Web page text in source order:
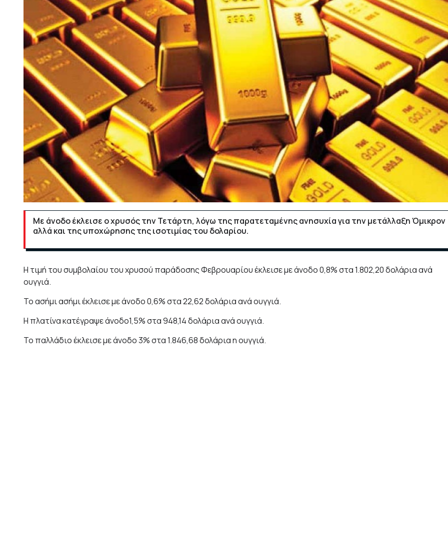
Με άνοδο έκλεισε ο χρυσός την Τετάρτη, λόγω της παρατεταμένης ανησυχία για την μετάλλαξη Όμικρον
αλλά και της υποχώρησης της ισοτιμίας του δολαρίου.
Η τιμή του συμβολαίου του χρυσού παράδοσης Φεβρουαρίου έκλεισε με άνοδο 0,8% στα 1.802,20 δολάρια ανά
ουγγιά.
Το ασήμι ασήμι έκλεισε με άνοδο 0,6% στα 22,62 δολάρια ανά ουγγιά.
Η πλατίνα κατέγραψε άνοδο1,5% στα 948,14 δολάρια ανά ουγγιά.
Το παλλάδιο έκλεισε με άνοδο 3% στα 1.846,68 δολάρια η ουγγιά.